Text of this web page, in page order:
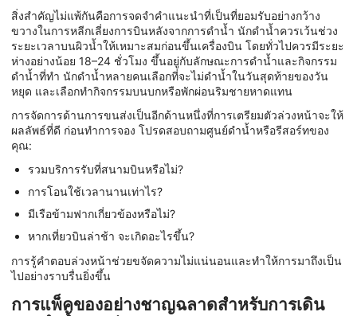
สิ่งสำคัญไม่แพ้กันคือการจดจำคำแนะนำที่เป็นที่ยอมรับอย่างกว้าง
ขวางในการหลีกเลี่ยงการบินหลังจากการดำน้ำ นักดำน้ำควรเว้นช่วง
ระยะเวลาบนผิวน้ำให้เหมาะสมก่อนขึ้นเครื่องบิน โดยทั่วไปควรมีระยะ
ห่างอย่างน้อย 18–24 ชั่วโมง ขึ้นอยู่กับลักษณะการดำน้ำและกิจกรรม
ดำน้ำที่ทำ นักดำน้ำหลายคนเลือกที่จะไม่ดำน้ำในวันสุดท้ายของวัน
หยุด และเลือกทำกิจกรรมบนบกหรือพักผ่อนริมชายหาดแทน
การจัดการด้านการขนส่งเป็นอีกด้านหนึ่งที่การเตรียมตัวล่วงหน้าจะให้
ผลลัพธ์ที่ดี ก่อนทำการจอง โปรดสอบถามศูนย์ดำน้ำหรือรีสอร์ทของ
คุณ:
รวมบริการรับที่สนามบินหรือไม่?
การโอนใช้เวลานานเท่าไร?
มีเรือข้ามฟากเกี่ยวข้องหรือไม่?
หากเที่ยวบินล่าช้า จะเกิดอะไรขึ้น?
การรู้คำตอบล่วงหน้าช่วยขจัดความไม่แน่นอนและทำให้การมาถึงเป็น
ไปอย่างราบรื่นยิ่งขึ้น
การแพ็คของอย่างชาญฉลาดสำหรับการเดิน